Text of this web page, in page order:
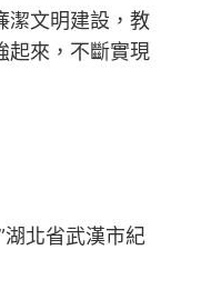
潔文明建設，教
起來，不斷實現
北省武漢市紀